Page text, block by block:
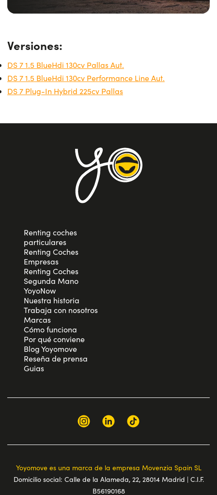
Versiones:
DS 7 1.5 BlueHdi 130cv Pallas Aut.
DS 7 1.5 BlueHdi 130cv Performance Line Aut.
DS 7 Plug-In Hybrid 225cv Pallas
Renting coches
particulares
Renting Coches
Empresas
Renting Coches
Segunda Mano
YoyoNow
Nuestra historia
Trabaja con nosotros
Marcas
Cómo funciona
Por qué conviene
Blog Yoyomove
Reseña de prensa
Guias
Yoyomove es una marca de la empresa Movenzia Spain SL
Domicilio social: Calle de la Alameda, 22, 28014 Madrid | C.I.F.
B56190168